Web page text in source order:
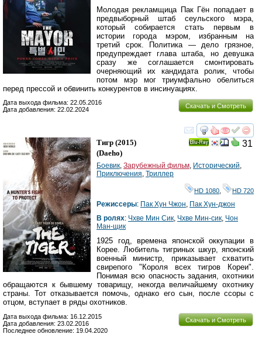
Молодая рекламщица Пак Гён попадает в
предвыборный штаб сеульского мэра,
который собирается стать первым в
истории города мэром, избранным на
третий срок. Политика — дело грязное,
предупреждает глава штаба, но девушка
сразу же соглашается смонтировать
очерняющий их кандидата ролик, чтобы
потом мэр мог триумфально обелиться
перед прессой и обвинить конкурентов в инсинуациях.
Скачать и Смотреть
Дата выхода фильма: 22.05.2016
Дата добавления: 22.02.2024
смотреть
31
Тигр (2015)
(Daeho)
Боевик, Зарубежный фильм, Исторический,
Приключения, Триллер
HD 1080 HD 720
Режиссеры: Пак Хун Чжон, Пак Хун-джон
В ролях: Чхве Мин Сик, Чхве Мин-сик, Чон
Ман-щик
1925 год, времена японской оккупации в
Корее. Любитель тигриных шкур, японский
военный министр, приказывает схватить
свирепого "Короля всех тигров Кореи".
Понимая всю опасность задания, охотники
обращаются к бывшему товарищу, некогда величайшему охотнику
страны. Тот отказывается помочь, однако его сын, после ссоры с
отцом, вступает в ряды охотников.
Скачать и Смотреть
Дата выхода фильма: 16.12.2015
Дата добавления: 23.02.2016
Последнее обновление: 19.04.2020